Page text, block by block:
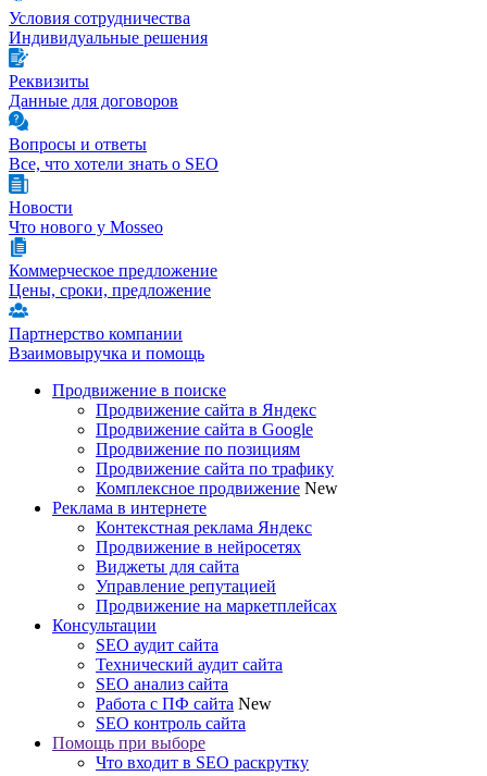
Условия сотрудничества
Индивидуальные решения
Реквизиты
Данные для договоров
Вопросы и ответы
Все, что хотели знать о SEO
Новости
Что нового у Mosseo
Коммерческое предложение
Цены, сроки, предложение
Партнерство компании
Взаимовыручка и помощь
Продвижение в поиске
Продвижение сайта в Яндекс
Продвижение сайта в Google
Продвижение по позициям
Продвижение сайта по трафику
Комплексное продвижение New
Реклама в интернете
Контекстная реклама Яндекс
Продвижение в нейросетях
Виджеты для сайта
Управление репутацией
Продвижение на маркетплейсах
Консультации
SEO аудит сайта
Технический аудит сайта
SEO анализ сайта
Работа с ПФ сайта New
SEO контроль сайта
Помощь при выборе
Что входит в SEO раскрутку